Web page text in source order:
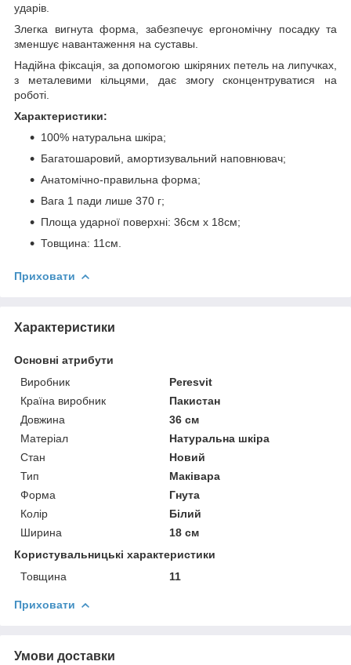
ударів.
Злегка вигнута форма, забезпечує ергономічну посадку та
зменшує навантаження на суставы.
Надійна фіксація, за допомогою шкіряних петель на липучках,
з металевими кільцями, дає змогу сконцентруватися на
роботі.
Характеристики:
100% натуральна шкіра;
Багатошаровий, амортизувальний наповнювач;
Анатомічно-правильна форма;
Вага 1 пади лише 370 г;
Площа ударної поверхні: 36см х 18см;
Товщина: 11см.
Приховати
Характеристики
Основні атрибути
Виробник
Peresvit
Країна виробник
Пакистан
Довжина
36 см
Матеріал
Натуральна шкіра
Стан
Новий
Тип
Маківара
Форма
Гнута
Колір
Білий
Ширина
18 см
Користувальницькі характеристики
Товщина
11
Приховати
Умови доставки